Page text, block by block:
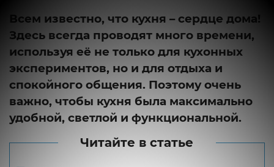
Всем известно, что кухня – сердце дома!
Здесь всегда проводят много времени,
используя её не только для кухонных
экспериментов, но и для отдыха и
спокойного общения. Поэтому очень
важно, чтобы кухня была максимально
удобной, светлой и функциональной.
Читайте в статье